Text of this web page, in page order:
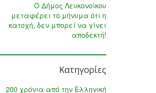
Ο Δήμος Λευκονοίκου
μεταφέρει το μήνυμα ότι η
κατοχή, δεν μπορεί να γίνει
αποδεκτή!
Κατηγορίες
200 χρόνια από την Ελληνική